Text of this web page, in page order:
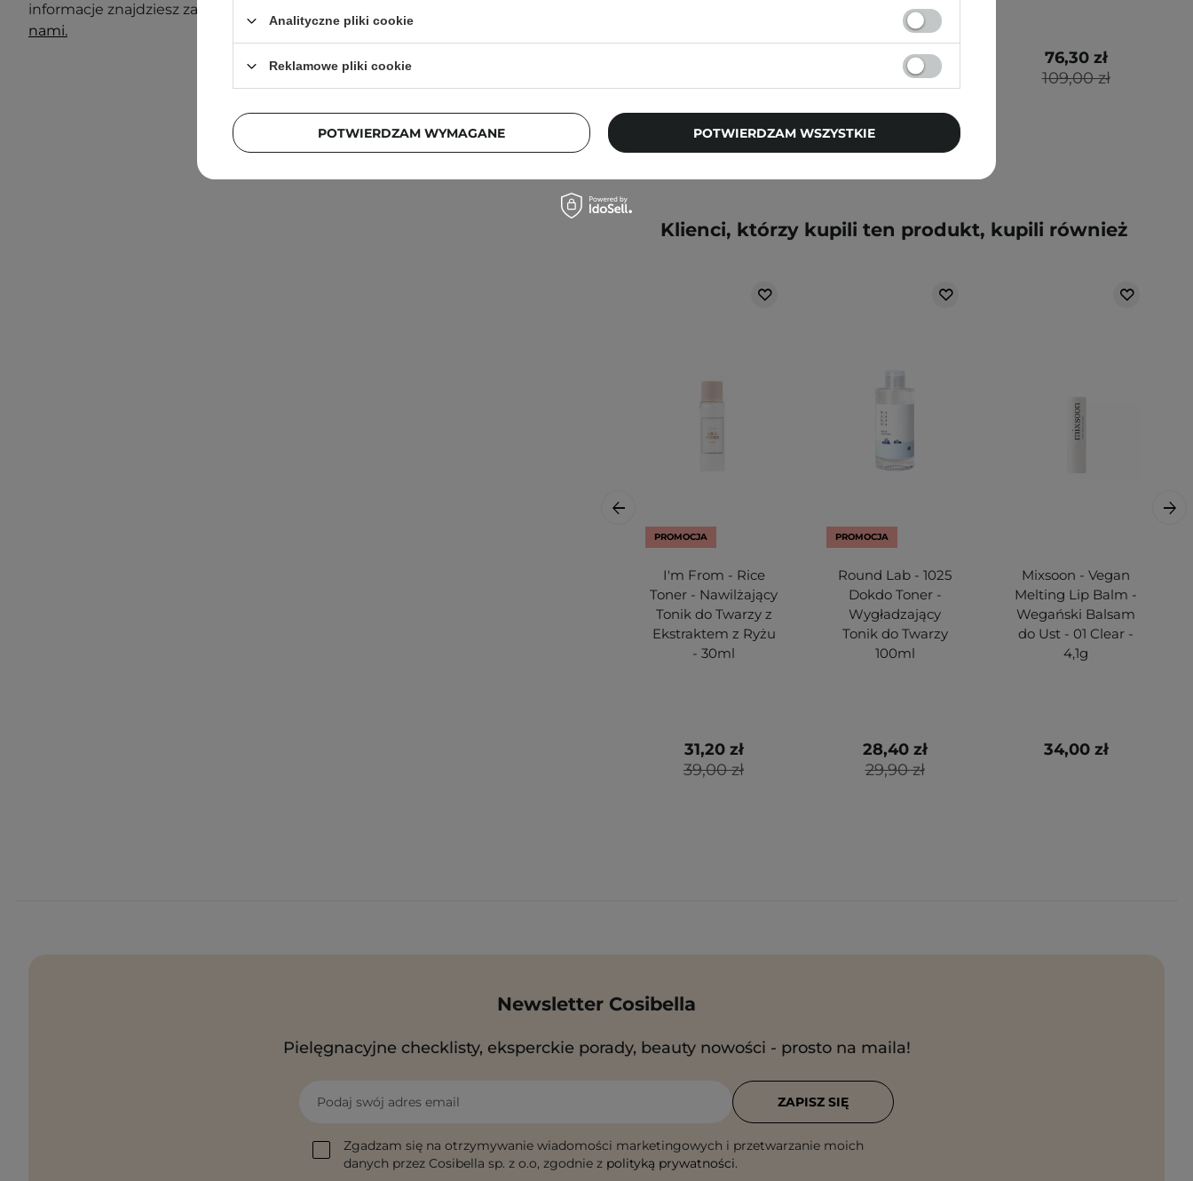
informacje znajdziesz zawsze na opakowaniu. Masz pytania?
nami.
62,90 zł
53,50 zł
109,00 zł
76,30 zł
Klienci, którzy kupili ten produkt, kupili również
PROMOCJA
I'm From - Rice
Toner - Nawilżający
Tonik do Twarzy z
Ekstraktem z Ryżu
- 30ml
39,00 zł
31,20 zł
PROMOCJA
Round Lab - 1025
Dokdo Toner -
Wygładzający
Tonik do Twarzy
100ml
29,90 zł
28,40 zł
Mixsoon - Vegan
Melting Lip Balm -
Wegański Balsam
do Ust - 01 Clear -
4,1g
34,00 zł
Newsletter Cosibella
Pielęgnacyjne checklisty, eksperckie porady, beauty nowości - prosto na maila!
Podaj swój adres email
Zgadzam się na otrzymywanie wiadomości marketingowych i przetwarzanie moich
danych przez Cosibella sp. z o.o, zgodnie z polityką prywatności.
ZAPISZ SIĘ
Analityczne pliki cookie
Reklamowe pliki cookie
POTWIERDZAM WYMAGANE POTWIERDZAM WSZYSTKIE